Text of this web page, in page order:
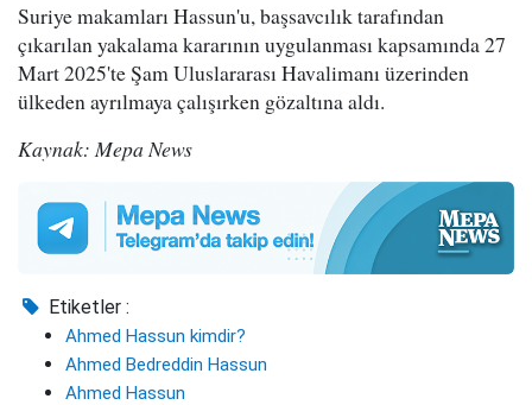
Suriye makamları Hassun'u, başsavcılık tarafından
çıkarılan yakalama kararının uygulanması kapsamında 27
Mart 2025'te Şam Uluslararası Havalimanı üzerinden
ülkeden ayrılmaya çalışırken gözaltına aldı.
Kaynak: Mepa News
Etiketler :
Ahmed Hassun kimdir?
Ahmed Bedreddin Hassun
Ahmed Hassun